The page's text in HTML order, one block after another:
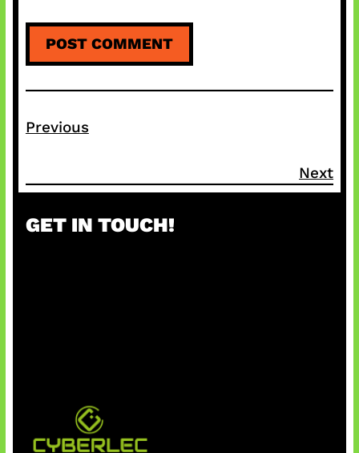
Previous
Next
GET IN TOUCH!